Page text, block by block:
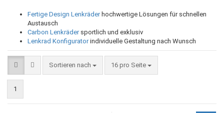
Fertige Design Lenkräderhochwertige Lösungen für schnellen
Austausch
Carbon Lenkrädersportlich und exklusiv
Lenkrad Konfiguratorindividuelle Gestaltung nach Wunsch
Sortieren nach
Sortieren nach 16 pro Seite
pro Seite
1